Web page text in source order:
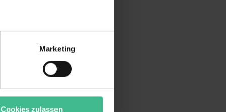
bei Benutzung der
zu analysieren
soziale Medien, Werbung
Partner führen diese
zulassen, triff deine
Marketing
Cookies zulassen